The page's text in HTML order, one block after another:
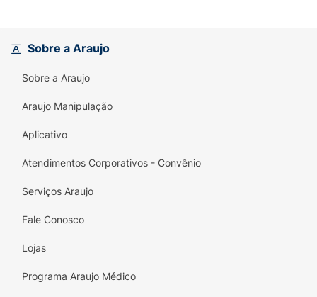
Sobre a Araujo
Sobre a Araujo
Araujo Manipulação
Aplicativo
Atendimentos Corporativos - Convênio
Serviços Araujo
Fale Conosco
Lojas
Programa Araujo Médico